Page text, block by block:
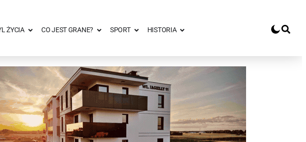
ŻYCIA CO JEST GRANE? SPORT HISTORIA